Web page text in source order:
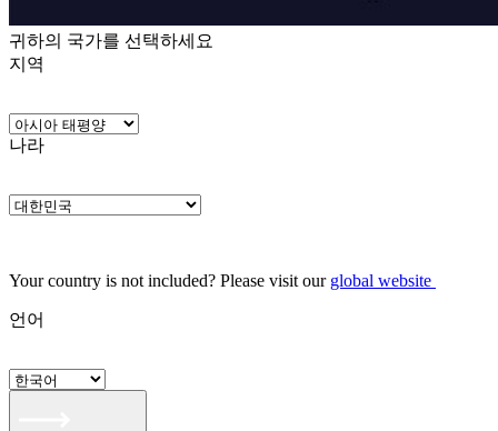
귀하의 국가를 선택하세요
지역
나라
Your country is not included? Please visit our global website
언어